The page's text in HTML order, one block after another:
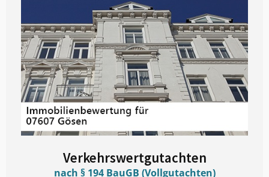
Verkehrswertgutachten
nach § 194 BauGB (Vollgutachten)